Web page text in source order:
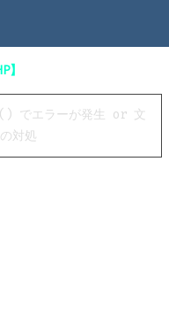
】
でエラーが発生 or 文
対処